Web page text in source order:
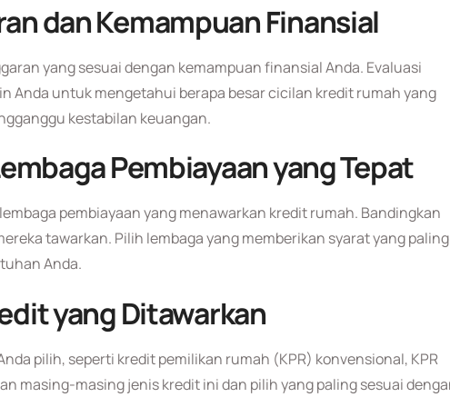
dan Kemampuan Finansial
yang sesuai dengan kemampuan finansial Anda. Evaluasi
Anda untuk mengetahui berapa besar cicilan kredit rumah yang
kestabilan keuangan.
Pembiayaan yang Tepat
pembiayaan yang menawarkan kredit rumah. Bandingkan
tawarkan. Pilih lembaga yang memberikan syarat yang paling
Anda.
yang Ditawarkan
pilih, seperti kredit pemilikan rumah (KPR) konvensional, KPR
masing-masing jenis kredit ini dan pilih yang paling sesuai